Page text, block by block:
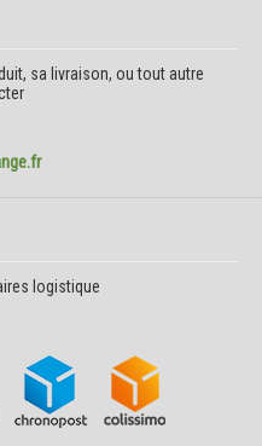
sa livraison, ou tout autre
logistique